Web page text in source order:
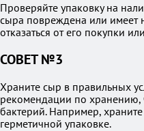
Проверяйте упаковку на
сыра повреждена или имеет
отказаться от его покупки
СОВЕТ №3
Храните сыр в правильных
рекомендации по хранению,
бактерий. Например,
герметичной упаковке.